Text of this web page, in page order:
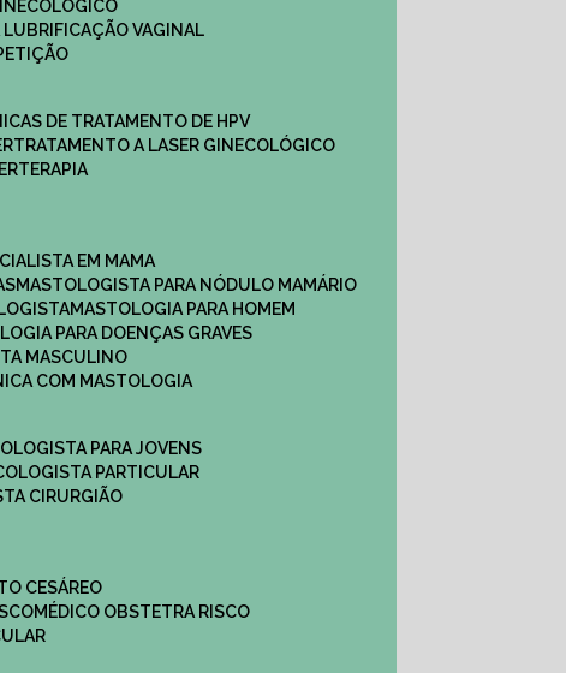
LUBRIFICAÇÃO VAGINAL​
DE TRATAMENTO DE HPV
TRATAMENTO A LASER GINECOLÓGICO
EM MAMA​
MASTOLOGISTA PARA NÓDULO MAMÁRIO
MASTOLOGIA PARA HOMEM
PARA DOENÇAS GRAVES
MASCULINO
COM MASTOLOGIA
PARA JOVENS
PARTICULAR
CIRURGIÃO
CESÁREO
MÉDICO OBSTETRA RISCO